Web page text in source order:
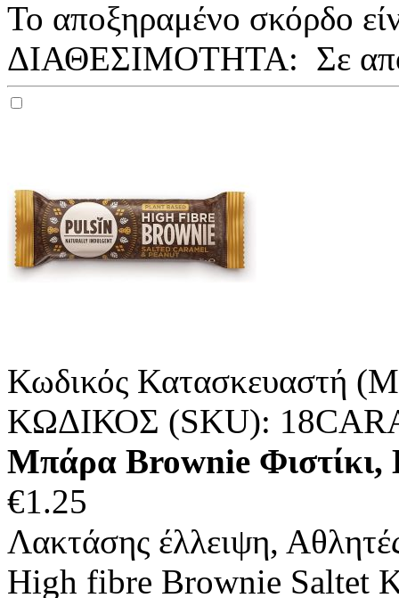
Το αποξηραμένο σκόρδο
ΔΙΑΘΕΣΙΜΟΤΗΤΑ: Σε
Κωδικός Κατασκευαστή
ΚΩΔΙΚΟΣ (SKU):
Μπάρα Brownie Φιστίκι,
€1.25
Λακτάσης έλλειψη,
High fibre Brownie Saltet